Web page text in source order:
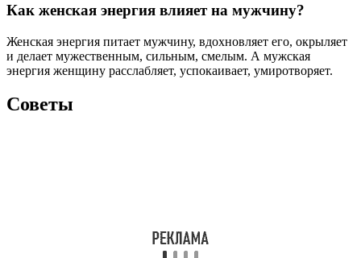
Как женская энергия влияет на мужчину?
Женская энергия питает мужчину, вдохновляет его, окрыляет
и делает мужественным, сильным, смелым. А мужская
энергия женщину расслабляет, успокаивает, умиротворяет.
Советы